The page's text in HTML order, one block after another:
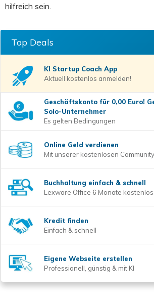
hilfreich sein.
Top Deals
KI Startup Coach App
Aktuell kostenlos anmelden!
Geschäftskonto für 0,00 Euro!
Solo-Unternehmer
Es gelten Bedingungen
Online Geld verdienen
Mit unserer kostenlosen Community
Buchhaltung einfach & schnell
Lexware Office 6 Monate
Kredit finden
Einfach & schnell
Eigene Webseite erstellen
Professionell, günstig & mit KI